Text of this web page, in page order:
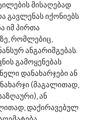
მისაღებად
გავლენას იქონიებს
იმ პირთა
რომლებიც,
ანგარიშგებას.
გამოყენებას
დანახარჯები ან
(მაგალითად,
ან
დაქირავებულ